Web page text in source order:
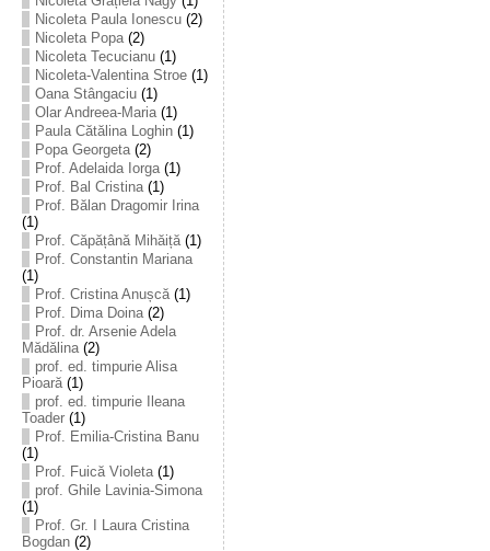
Nicoleta Paula Ionescu(2)
Nicoleta Popa(2)
Nicoleta Tecucianu(1)
Nicoleta-Valentina Stroe(1)
Oana Stângaciu(1)
Olar Andreea-Maria(1)
Paula Cătălina Loghin(1)
Popa Georgeta(2)
Prof. Adelaida Iorga(1)
Prof. Bal Cristina(1)
Prof. Bălan Dragomir Irina
(1)
Prof. Căpățână Mihăiță(1)
Prof. Constantin Mariana
(1)
Prof. Cristina Anușcă(1)
Prof. Dima Doina(2)
Prof. dr. Arsenie Adela
Mădălina(2)
prof. ed. timpurie Alisa
Pioară(1)
prof. ed. timpurie Ileana
Toader(1)
Prof. Emilia-Cristina Banu
(1)
Prof. Fuică Violeta(1)
prof. Ghile Lavinia-Simona
(1)
Prof. Gr. I Laura Cristina
Bogdan(2)